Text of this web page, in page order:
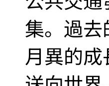
集。過
月異的